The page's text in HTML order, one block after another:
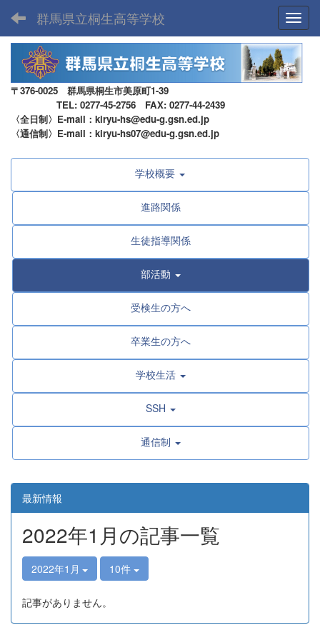
群馬県立桐生高等学校
〒376-0025 群馬県桐生市美原町1-39
TEL: 0277-45-2756 FAX: 0277-44-2439
〈全日制〉E-mail：kiryu-hs@edu-g.gsn.ed.jp
〈通信制〉E-mail：kiryu-hs07@edu-g.gsn.ed.jp
学校概要
進路関係
生徒指導関係
部活動
受検生の方へ
卒業生の方へ
学校生活
SSH
通信制
最新情報
2022年1月の記事一覧
2022年1月 10件
記事がありません。